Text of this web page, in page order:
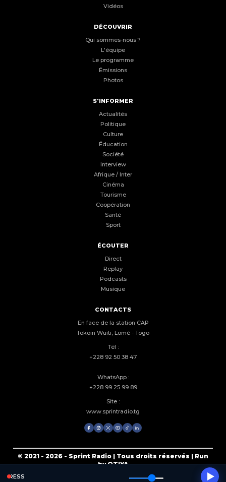
Vidéos
DÉCOUVRIR
Qui sommes-nous ?
L'équipe
Le programme
Émissions
Photos
S'INFORMER
Actualités
Politique
Culture
Éducation
Société
Interview
Afrique / Inter
Cinéma
Tourisme
Coopération
Santé
Sport
ÉCOUTER
Direct
Replay
Podcasts
Musique
CONTACTS
En face de la station CAP
Tokoin Wuiti, Lomé - Togo
Tél :
+228 92 50 38 47
WhatsApp :
+228 99 25 99 89
Site :
www.sprintradio.tg
© 2021 - 2026 - Sprint Radio | Tous droits réservés | Run
by OTIYA
hits